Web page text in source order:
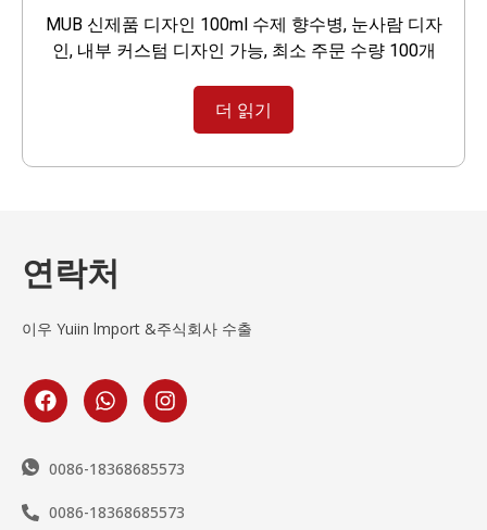
MUB 신제품 디자인 100ml 수제 향수병, 눈사람 디자
인, 내부 커스텀 디자인 가능, 최소 주문 수량 100개
더 읽기
연락처
이우 Yuiin lmport &주식회사 수출
0086-18368685573
0086-18368685573